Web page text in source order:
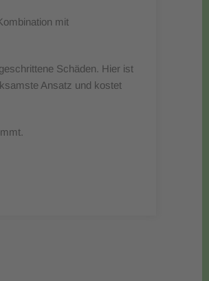
mit
Schäden. Hier ist
Ansatz und kostet